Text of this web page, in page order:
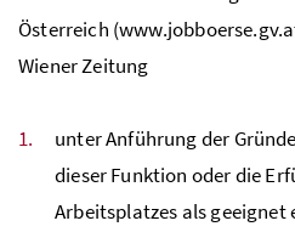
Österreich
Wiener Zeitung
unter Anführung der
dieser Funktion oder die
Arbeitsplatzes als geeignet